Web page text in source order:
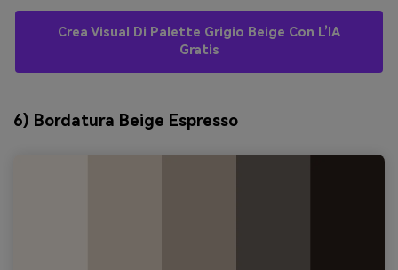
Crea Visual Di Palette Grigio Beige Con L’IA
Gratis
6) Bordatura Beige Espresso